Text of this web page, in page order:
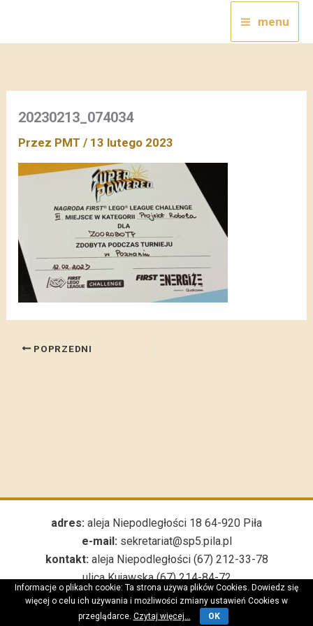
menu
20230213_074034
Przez PMT/ 13 lutego 2023
POPRZEDNI
adres: aleja Niepodległości 18 64-920 Piła
e-mail: sekretariat@sp5.pila.pl
kontakt: aleja Niepodległości (67) 212-33-78
ulica Kujawska (67) 214-84-72
***
Informacje o plikach cookie: Ta strona używa plików Cookies. Dowiedz się
więcej o celu ich używania i możliwości zmiany ustawień Cookies w
przeglądarce. Czytaj więcej... OK